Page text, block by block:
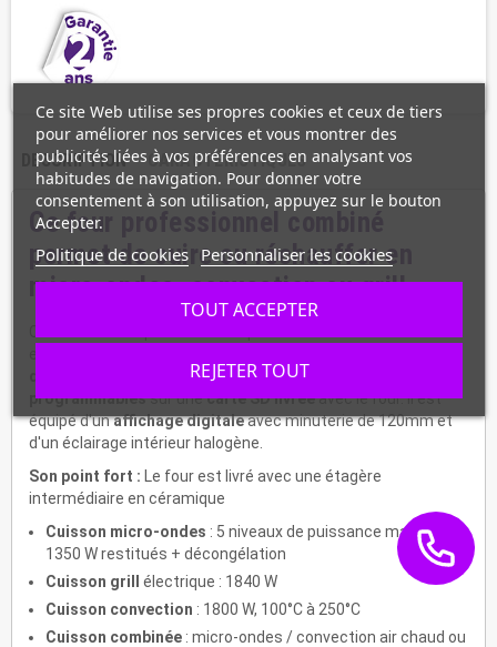
DESCRIPTION CARACTÉRISTIQUES
Ce four professionnel combiné
permet de cuire ou réchauffer en
micro-ondes, convection ou grill.
permet de d'utiliser16 touches
programmablessur unecarte SD livréeavec le four. Il est
équipé d'unaffichage digitaleavec minuterie de 120mm et
d'un éclairage intérieur halogène.
Son point fort : Le four est livré avec une étagère
intermédiaire en céramique
Cuisson micro-ondes : 5 niveaux de puissance maximum
1350 W restitués + décongélation
Cuisson grill
électrique : 1840 W
Cuisson convection : 1800 W, 100°C à 250°C
Cuisson combinée : micro-ondes / convection air chaud ou
Ce site Web utilise ses propres cookies et ceux de tiers
pour améliorer nos services et vous montrer des
publicités liées à vos préférences en analysant vos
habitudes de navigation. Pour donner votre
consentement à son utilisation, appuyez sur le bouton
Accepter.
Politique de cookies Personnaliser les cookies
REJETER TOUT
TOUT ACCEPTER